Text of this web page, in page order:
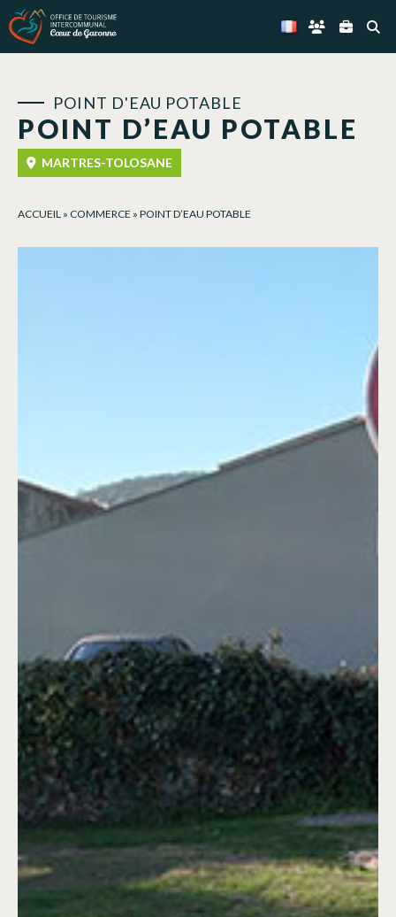
POINT D’EAU POTABLE
POINT D'EAU POTABLE
MARTRES-TOLOSANE
ACCUEIL » COMMERCE » POINT D’EAU POTABLE
Panneau de gestion des cookies